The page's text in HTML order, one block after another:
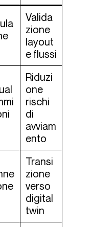
Valida
zione
layout
e flussi
Riduzi
one
rischi
di
avviam
ento
Transi
zione
verso
digital
twin